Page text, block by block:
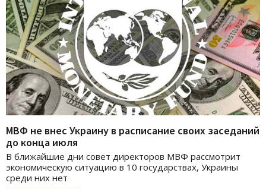
МВФ не внес Украину в расписание своих заседаний
до конца июля
В ближайшие дни совет директоров МВФ рассмотрит
экономическую ситуацию в 10 государствах, Украины
среди них нет